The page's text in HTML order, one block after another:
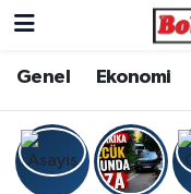
Genel Ekonomi